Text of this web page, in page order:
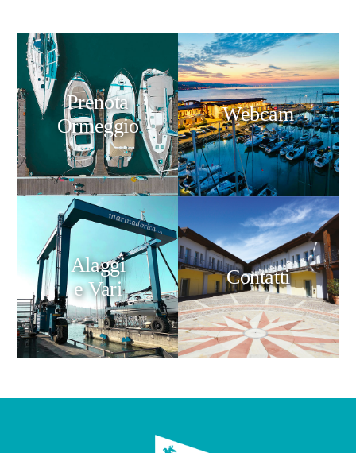
Prenota
Ormeggio
Webcam
Alaggi
e Vari
Contatti